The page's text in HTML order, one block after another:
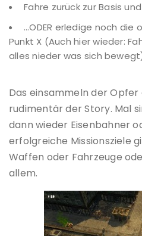
Fahre zurück zur Basis
…ODER erledige noch
Punkt X (Auch hier wieder:
alles nieder was sich
Das einsammeln der
rudimentär der Story. Mal
dann wieder Eisenbahner
erfolgreiche Missionsziele
Waffen oder Fahrzeuge
allem.